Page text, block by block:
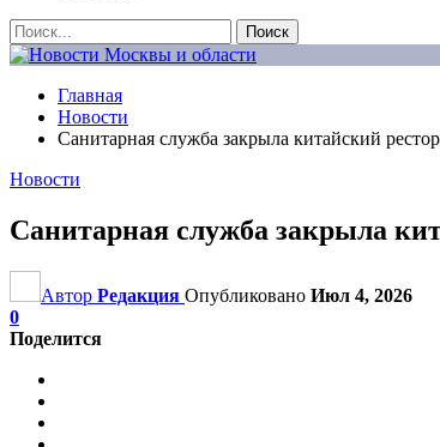
Главная
Новости
Санитарная служба закрыла китайский
Новости
Санитарная служба закрыла
Автор Редакция Опубликовано Июл 4, 2026
0
Поделится